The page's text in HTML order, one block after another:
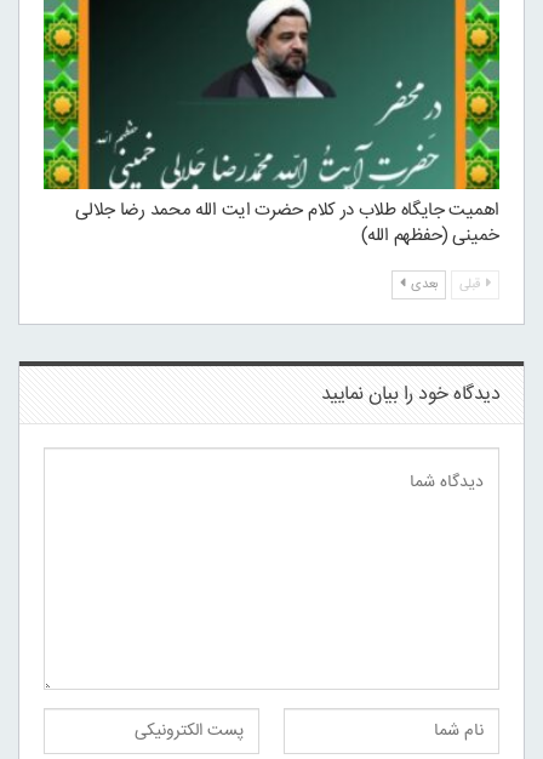
اهمیت جایگاه طلاب در کلام حضرت ایت الله محمد رضا جلالی
خمینی (حفظهم الله)
قبلی بعدی
دیدگاه خود را بیان نمایید